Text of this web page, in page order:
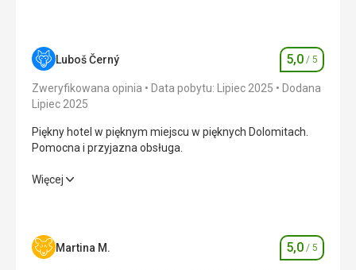
Luboš Černý Ocena
5,0 / 5
Zweryfikowana opinia Data pobytu: Lipiec 2025
Dodana
Lipiec 2025
Piękny hotel w pięknym miejscu w pięknych Dolomitach.
Pomocna i przyjazna obsługa.
Piękny hotel w pięknym miejscu w pięknych Dolomitach.
Zakwaterowanie 5,0/ 5
Więcej
Martina M. Ocena
5,0 / 5